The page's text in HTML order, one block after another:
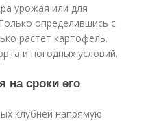
урожая или для
определившись с
растет картофель.
и погодных условий.
на сроки его
клубней напрямую